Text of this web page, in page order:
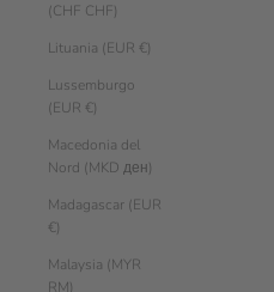
(CHF CHF)
Lituania (EUR €)
Lussemburgo
(EUR €)
Macedonia del
Nord (MKD ден)
Madagascar (EUR
€)
Malaysia (MYR
RM)